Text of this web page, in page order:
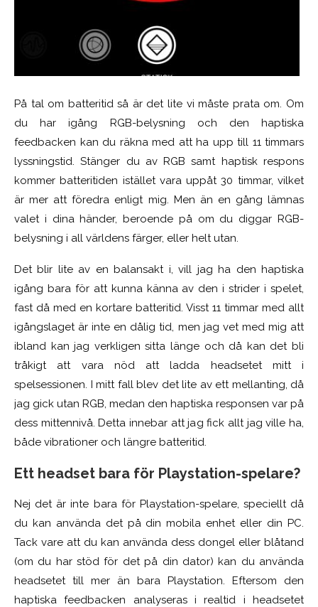
På tal om batteritid så är det lite vi måste prata om. Om
du har igång RGB-belysning och den haptiska
feedbacken kan du räkna med att ha upp till 11 timmars
lyssningstid. Stänger du av RGB samt haptisk respons
kommer batteritiden istället vara uppåt 30 timmar, vilket
är mer att föredra enligt mig. Men än en gång lämnas
valet i dina händer, beroende på om du diggar RGB-
belysning i all världens färger, eller helt utan.
Det blir lite av en balansakt i, vill jag ha den haptiska
igång bara för att kunna känna av den i strider i spelet,
fast då med en kortare batteritid. Visst 11 timmar med allt
igångslaget är inte en dålig tid, men jag vet med mig att
ibland kan jag verkligen sitta länge och då kan det bli
tråkigt att vara nöd att ladda headsetet mitt i
spelsessionen. I mitt fall blev det lite av ett mellanting, då
jag gick utan RGB, medan den haptiska responsen var på
dess mittennivå. Detta innebar att jag fick allt jag ville ha,
både vibrationer och längre batteritid.
Ett headset bara för Playstation-spelare?
Nej det är inte bara för Playstation-spelare, speciellt då
du kan använda det på din mobila enhet eller din PC.
Tack vare att du kan använda dess dongel eller blåtand
(om du har stöd för det på din dator) kan du använda
headsetet till mer än bara Playstation. Eftersom den
haptiska feedbacken analyseras i realtid i headsetet